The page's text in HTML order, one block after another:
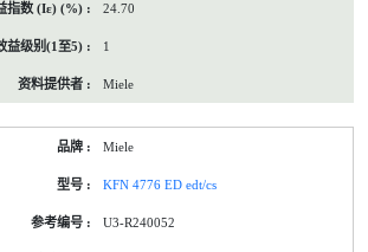
24.70
1
Miele
Miele
KFN 4776 ED edt/cs
U3-R240052